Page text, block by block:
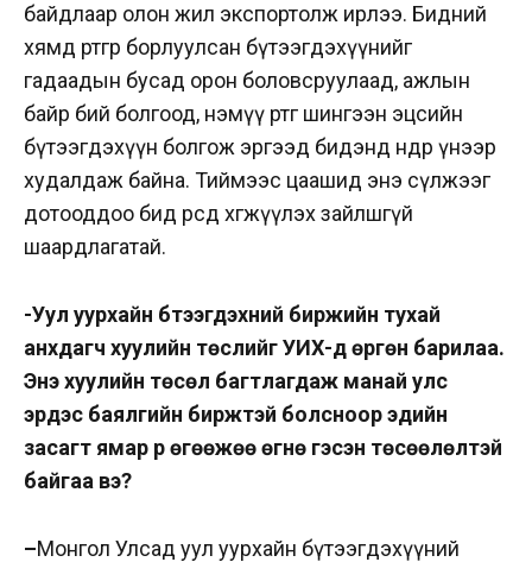
байдлаар олон жил экспортолж ирлээ. Бидний
хямд өртгөөр борлуулсан бүтээгдэхүүнийг
гадаадын бусад орон боловсруулаад, ажлын
байр бий болгоод, нэмүү өртөг шингээн эцсийн
бүтээгдэхүүн болгож эргээд бидэнд өндөр үнээр
худалдаж байна. Тиймээс цаашид энэ сүлжээг
дотооддоо бид өөрсдөө хөгжүүлэх зайлшгүй
шаардлагатай.
-Уул уурхайн бүтээгдэхүүний биржийн тухай
анхдагч хуулийн төслийг УИХ-д өргөн барилаа.
Энэ хуулийн төсөл багтлагдаж манай улс
эрдэс баялгийн биржтэй болсноор эдийн
засагт ямар үр өгөөжөө өгнө гэсэн төсөөлөлтэй
байгаа вэ?
–Монгол Улсад уул уурхайн бүтээгдэхүүний